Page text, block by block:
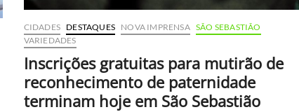
CIDADES DESTAQUES NOVA IMPRENSA SÃO SEBASTIÃO
VARIEDADES
Inscrições gratuitas para mutirão de
reconhecimento de paternidade
terminam hoje em São Sebastião